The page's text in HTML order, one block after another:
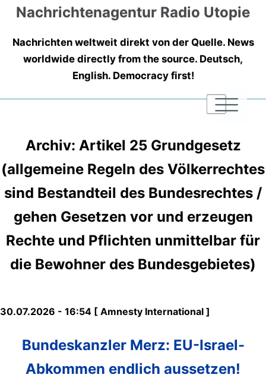
Nachrichtenagentur Radio Utopie
Nachrichten weltweit direkt von der Quelle. News
worldwide directly from the source. Deutsch,
English. Democracy first!
|
|
|
Archiv: Artikel 25 Grundgesetz
(allgemeine Regeln des Völkerrechtes
sind Bestandteil des Bundesrechtes /
gehen Gesetzen vor und erzeugen
Rechte und Pflichten unmittelbar für
die Bewohner des Bundesgebietes)
30.07.2026 - 16:54 [ Amnesty International ]
Bundeskanzler Merz: EU-Israel-
Abkommen endlich aussetzen!